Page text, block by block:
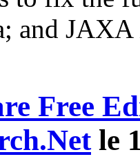
and
Free
le